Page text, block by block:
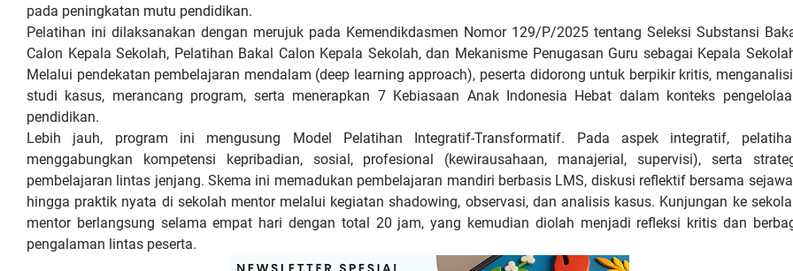
pada peningkatan mutu pendidikan.
Pelatihan ini dilaksanakan dengan merujuk pada Kemendikdasmen Nomor 129/P/2025 tentang Seleksi Substansi
Calon Kepala Sekolah, Pelatihan Bakal Calon Kepala Sekolah, dan Mekanisme Penugasan Guru sebagai Kepala
Melalui pendekatan pembelajaran mendalam (deep learning approach), peserta didorong untuk berpikir kritis,
studi kasus, merancang program, serta menerapkan 7 Kebiasaan Anak Indonesia Hebat dalam konteks
pendidikan.
Lebih jauh, program ini mengusung Model Pelatihan Integratif-Transformatif. Pada aspek integratif,
menggabungkan kompetensi kepribadian, sosial, profesional (kewirausahaan, manajerial, supervisi), serta
pembelajaran lintas jenjang. Skema ini memadukan pembelajaran mandiri berbasis LMS, diskusi reflektif bersama
hingga praktik nyata di sekolah mentor melalui kegiatan shadowing, observasi, dan analisis kasus. Kunjungan ke
mentor berlangsung selama empat hari dengan total 20 jam, yang kemudian diolah menjadi refleksi kritis dan
pengalaman lintas peserta.